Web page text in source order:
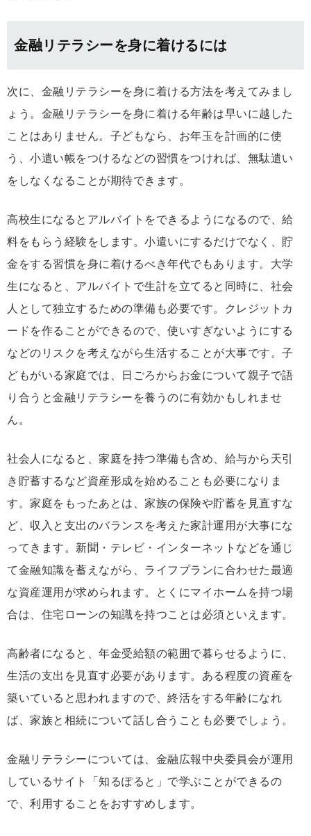
金融リテラシーを身に着けるには
次に、金融リテラシーを身に着ける方法を考えてみまし
ょう。金融リテラシーを身に着ける年齢は早いに越した
ことはありません。子どもなら、お年玉を計画的に使
う、小遣い帳をつけるなどの習慣をつければ、無駄遣い
をしなくなることが期待できます。
高校生になるとアルバイトをできるようになるので、給
料をもらう経験をします。小遣いにするだけでなく、貯
金をする習慣を身に着けるべき年代でもあります。大学
生になると、アルバイトで生計を立てると同時に、社会
人として独立するための準備も必要です。クレジットカ
ードを作ることができるので、使いすぎないようにする
などのリスクを考えながら生活することが大事です。子
どもがいる家庭では、日ごろからお金について親子で語
り合うと金融リテラシーを養うのに有効かもしれませ
ん。
社会人になると、家庭を持つ準備も含め、給与から天引
き貯蓄するなど資産形成を始めることも必要になりま
す。家庭をもったあとは、家族の保険や貯蓄を見直すな
ど、収入と支出のバランスを考えた家計運用が大事にな
ってきます。新聞・テレビ・インターネットなどを通じ
て金融知識を蓄えながら、ライフプランに合わせた最適
な資産運用が求められます。とくにマイホームを持つ場
合は、住宅ローンの知識を持つことは必須といえます。
高齢者になると、年金受給額の範囲で暮らせるように、
生活の支出を見直す必要があります。ある程度の資産を
築いていると思われますので、終活をする年齢になれ
ば、家族と相続について話し合うことも必要でしょう。
金融リテラシーについては、金融広報中央委員会が運用
しているサイト「知るぽると」で学ぶことができるの
で、利用することをおすすめします。